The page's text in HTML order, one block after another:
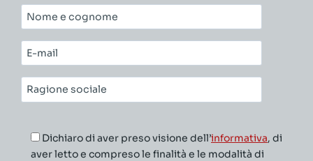
Nome
e
cognome*
E-
mail*
Ragione
sociale*
Dichiaro di aver preso visione dell’informativa, di
aver letto e compreso le finalità e le modalità di